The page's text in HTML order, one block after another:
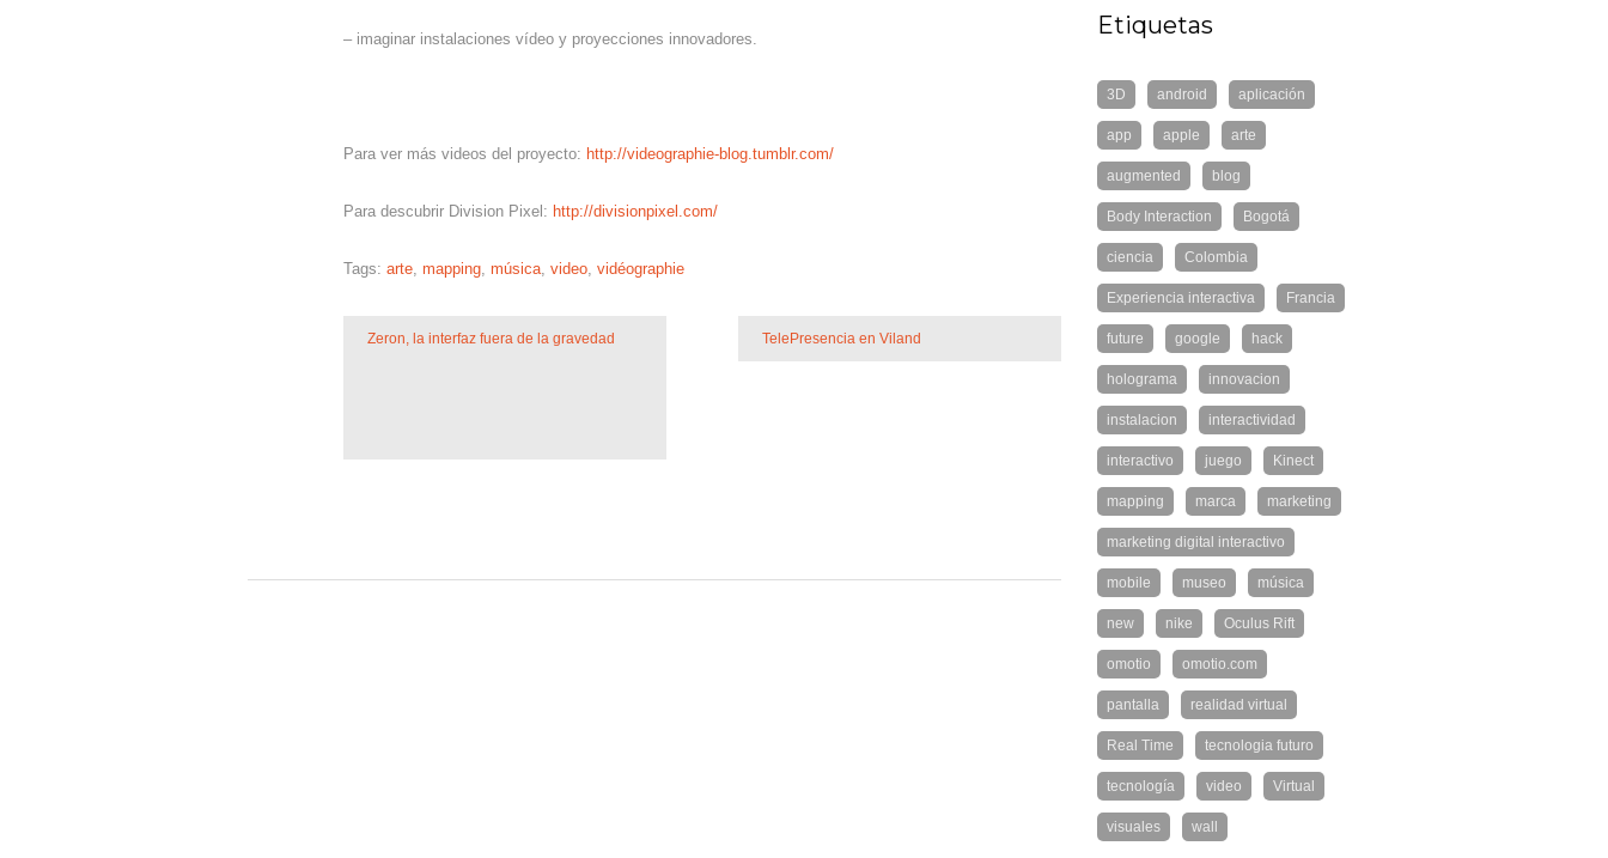
– imaginar instalaciones vídeo y proyecciones innovadores.
Para ver más videos del proyecto: http://videographie-blog.tumblr.com/
Para descubrir Division Pixel: http://divisionpixel.com/
Tags: arte, mapping, música, video, vidéographie
Zeron, la interfaz fuera de la gravedad TelePresencia en Viland
Etiquetas
3D android aplicación
app apple arte
augmented blog
Body Interaction Bogotá
ciencia Colombia
Experiencia interactiva Francia
future google hack
holograma innovacion
instalacion interactividad
interactivo juego Kinect
mapping marca marketing
marketing digital interactivo
mobile museo música
new nike Oculus Rift
omotio omotio.com
pantalla realidad virtual
Real Time tecnologia futuro
tecnología video Virtual
visuales wall